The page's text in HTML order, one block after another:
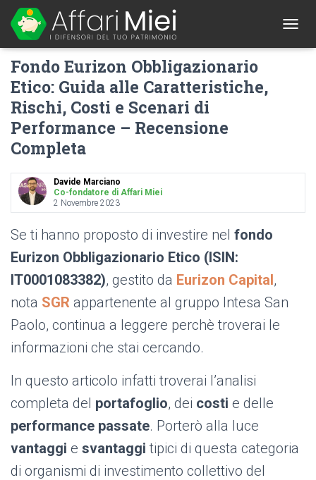
O
Fondo Eurizon Obbligazionario
Etico: Guida alle Caratteristiche,
Rischi, Costi e Scenari di
Performance – Recensione
Completa
Davide Marciano
Co-fondatore di Affari Miei
2 Novembre 2023
Se ti hanno proposto di investire nel fondo
Eurizon Obbligazionario Etico (ISIN:
IT0001083382), gestito da Eurizon Capital,
nota SGR appartenente al gruppo Intesa San
Paolo, continua a leggere perchè troverai le
informazioni che stai cercando.
In questo articolo infatti troverai l’analisi
completa del portafoglio, dei costi e delle
performance passate. Porterò alla luce
vantaggi e svantaggi tipici di questa categoria
di organismi di investimento collettivo del